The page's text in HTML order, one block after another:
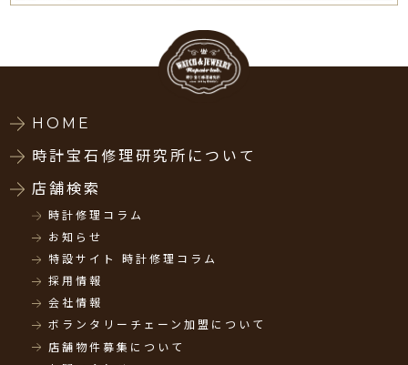
HOME
時計宝石修理研究所について
店舗検索
時計修理コラム
お知らせ
特設サイト 時計修理コラム
採用情報
会社情報
ボランタリーチェーン加盟について
店舗物件募集について